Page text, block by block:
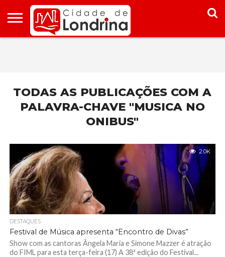
HOME
CONHEÇA
LONDRINA
PONTOS
TURÍSTICOS
ONDE
FICAR EM
LONDRINA
ONDE
COMER
EM
LONDRINA
TODAS AS PUBLICAÇÕES COM A
PALAVRA-CHAVE "MUSICA NO
ONIBUS"
2.0K
DESTAQUES
Festival de Música apresenta “Encontro de Divas”
Show com as cantoras Ângela Maria e Simone Mazzer é atração
do FIML para esta terça-feira (17) A 38ª edição do Festival...